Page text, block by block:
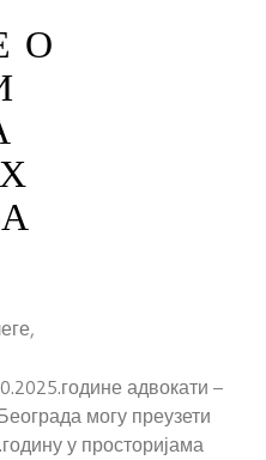
О
адвокати –
могу преузети
у просторијама